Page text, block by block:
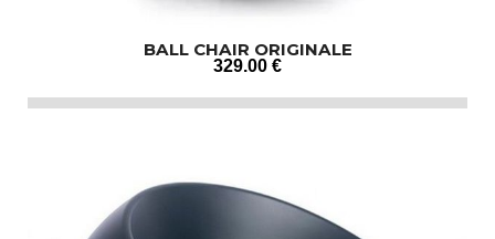
BALL CHAIR ORIGINALE
329.00 €